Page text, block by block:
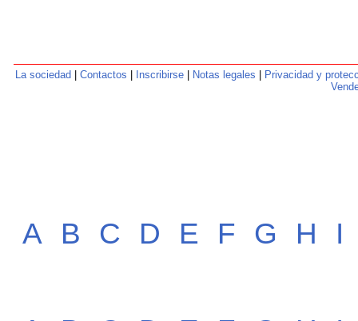
La sociedad Contactos Inscribirse Notas legales
Privacidad y
A B C D E F G H I